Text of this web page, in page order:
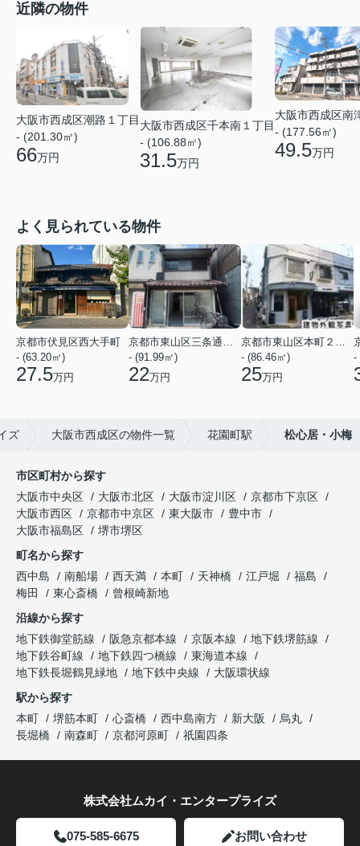
近隣の物件
大阪市西成区潮路１丁目
- (201.30㎡)
66万円
大阪市西成区千本南１丁目
- (106.88㎡)
31.5万円
大阪市西成区南
- (177.56㎡)
49.5万円
よく見られている物件
京都市伏見区西大手町
- (63.20㎡)
27.5万円
- (91.99㎡)
22万円
- (86.46㎡)
25万円
-
ズ 大阪市西成区の物件一覧 花園町駅 松心居・小梅
市区町村から探す
大阪市中央区
大阪市北区 大阪市淀川区
京都市下京区
大阪市西区
京都市中京区 東大阪市
豊中市
大阪市福島区
堺市堺区
町名から探す
西中島
南船場 西天満 本町 天神橋 江戸堀
福島
梅田
東心斎橋
曾根崎新地
沿線から探す
地下鉄御堂筋線
阪急京都本線 京阪本線
地下鉄堺筋線
地下鉄谷町線
地下鉄四つ橋線
東海道本線
地下鉄長堀鶴見緑地
地下鉄中央線
大阪環状線
駅から探す
本町
堺筋本町 心斎橋 西中島南方 新大阪
烏丸
長堀橋
南森町 京都河原町 祇園四条
株式会社ムカイ・エンタープライズ
075-585-6675 お問い合わせ